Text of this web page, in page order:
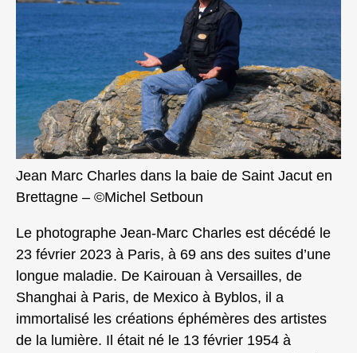
Jean Marc Charles dans la baie de Saint Jacut en
Brettagne – ©Michel Setboun
Le photographe Jean-Marc Charles est décédé le
23 février 2023 à Paris, à 69 ans des suites d’une
longue maladie. De Kairouan à Versailles, de
Shanghai à Paris, de Mexico à Byblos, il a
immortalisé les créations éphémères des artistes
de la lumière. Il était né le 13 février 1954 à